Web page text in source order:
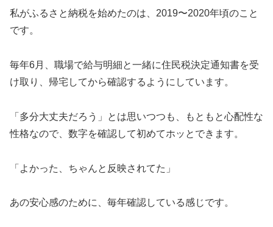
私がふるさと納税を始めたのは、2019〜2020年頃のこと
です。
毎年6月、職場で給与明細と一緒に住民税決定通知書を受
け取り、帰宅してから確認するようにしています。
「多分大丈夫だろう」とは思いつつも、もともと心配性な
性格なので、数字を確認して初めてホッとできます。
「よかった、ちゃんと反映されてた」
あの安心感のために、毎年確認している感じです。